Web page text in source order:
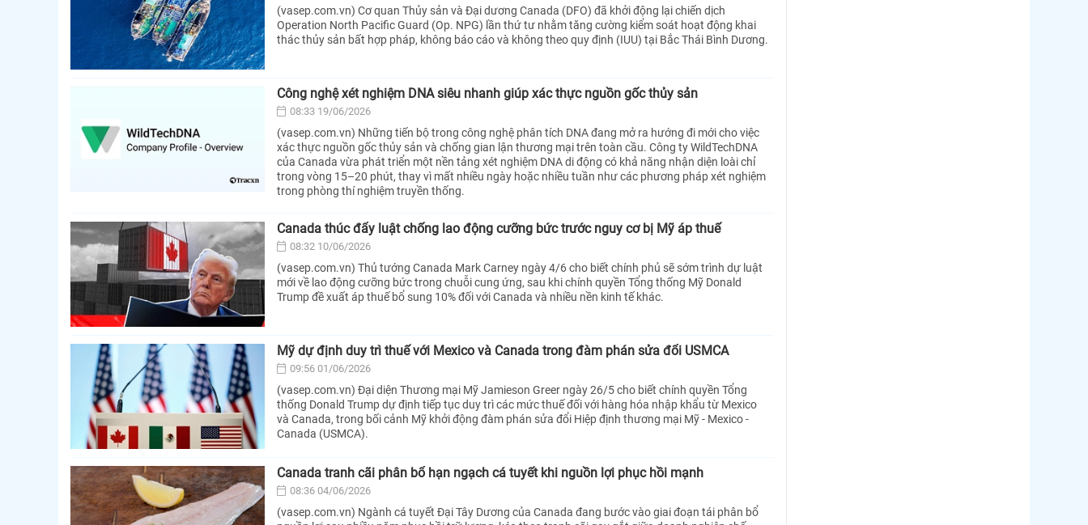
(vasep.com.vn) Cơ quan Thủy sản và Đại dương Canada (DFO) đã khởi động lại chiến dịch
Operation North Pacific Guard (Op. NPG) lần thứ tư nhằm tăng cường kiểm soát hoạt động khai
thác thủy sản bất hợp pháp, không báo cáo và không theo quy định (IUU) tại Bắc Thái Bình Dương.
Công nghệ xét nghiệm DNA siêu nhanh giúp xác thực nguồn gốc thủy sản
08:33 19/06/2026
(vasep.com.vn) Những tiến bộ trong công nghệ phân tích DNA đang mở ra hướng đi mới cho việc
xác thực nguồn gốc thủy sản và chống gian lận thương mại trên toàn cầu. Công ty WildTechDNA
của Canada vừa phát triển một nền tảng xét nghiệm DNA di động có khả năng nhận diện loài chỉ
trong vòng 15–20 phút, thay vì mất nhiều ngày hoặc nhiều tuần như các phương pháp xét nghiệm
trong phòng thí nghiệm truyền thống.
Canada thúc đẩy luật chống lao động cưỡng bức trước nguy cơ bị Mỹ áp thuế
08:32 10/06/2026
(vasep.com.vn) Thủ tướng Canada Mark Carney ngày 4/6 cho biết chính phủ sẽ sớm trình dự luật
mới về lao động cưỡng bức trong chuỗi cung ứng, sau khi chính quyền Tổng thống Mỹ Donald
Trump đề xuất áp thuế bổ sung 10% đối với Canada và nhiều nền kinh tế khác.
Mỹ dự định duy trì thuế với Mexico và Canada trong đàm phán sửa đổi USMCA
09:56 01/06/2026
(vasep.com.vn) Đại diện Thương mại Mỹ Jamieson Greer ngày 26/5 cho biết chính quyền Tổng
thống Donald Trump dự định tiếp tục duy trì các mức thuế đối với hàng hóa nhập khẩu từ Mexico
và Canada, trong bối cảnh Mỹ khởi động đàm phán sửa đổi Hiệp định thương mại Mỹ - Mexico -
Canada (USMCA).
Canada tranh cãi phân bổ hạn ngạch cá tuyết khi nguồn lợi phục hồi mạnh
08:36 04/06/2026
(vasep.com.vn) Ngành cá tuyết Đại Tây Dương của Canada đang bước vào giai đoạn tái phân bổ